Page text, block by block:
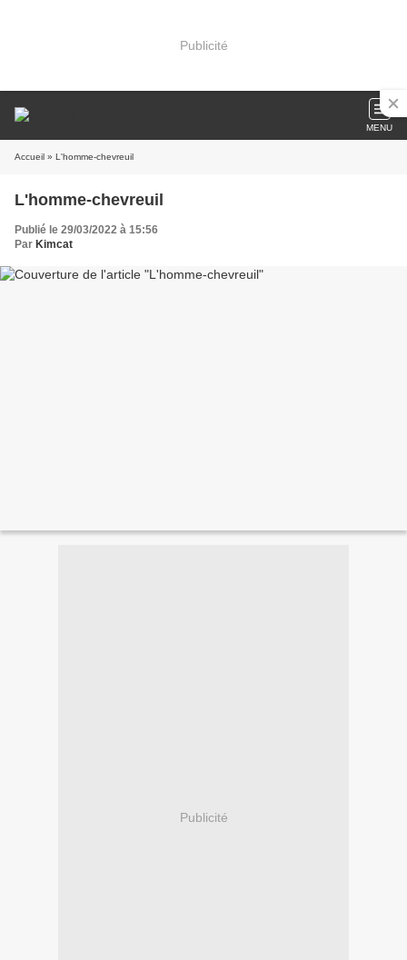
Publicité
MENU
Accueil » L'homme-chevreuil
L'homme-chevreuil
Publié le 29/03/2022 à 15:56
Par Kimcat
Publicité